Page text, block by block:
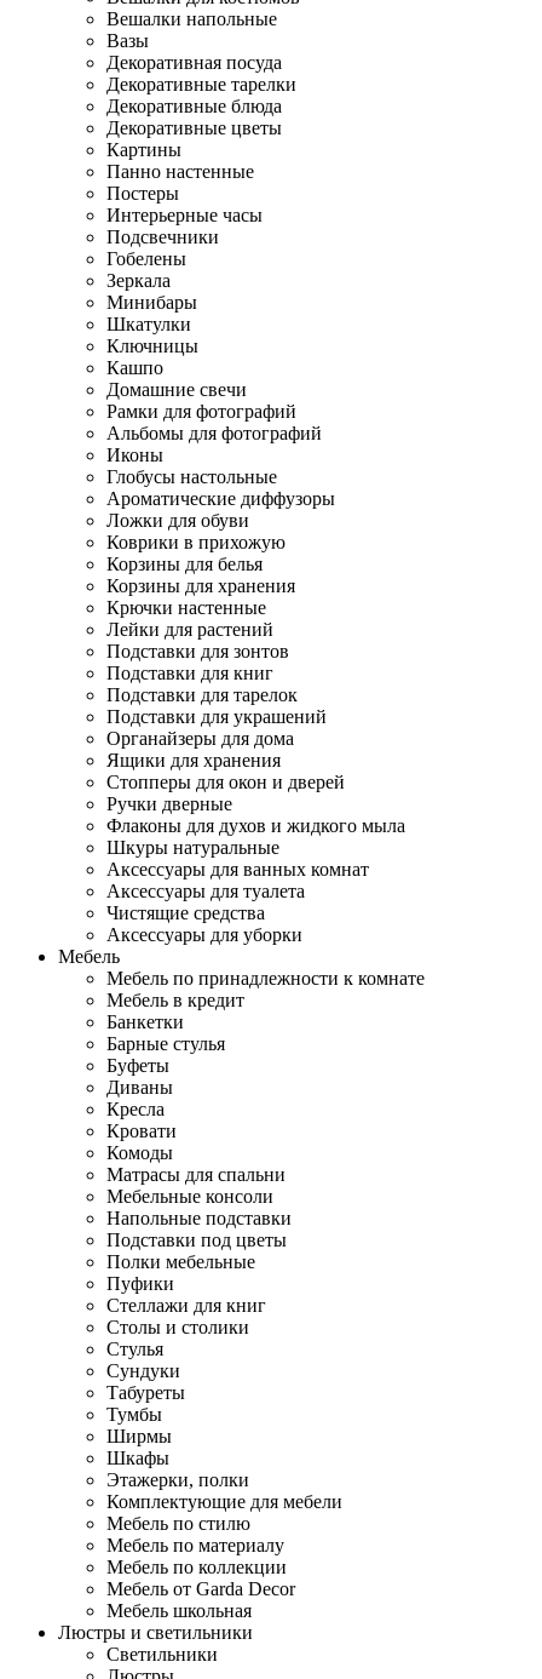
Вешалки напольные
Вазы
Декоративная посуда
Декоративные тарелки
Декоративные блюда
Декоративные цветы
Картины
Панно настенные
Постеры
Интерьерные часы
Подсвечники
Гобелены
Зеркала
Минибары
Шкатулки
Ключницы
Кашпо
Домашние свечи
Рамки для фотографий
Альбомы для фотографий
Иконы
Глобусы настольные
Ароматические диффузоры
Ложки для обуви
Коврики в прихожую
Корзины для белья
Корзины для хранения
Крючки настенные
Лейки для растений
Подставки для зонтов
Подставки для книг
Подставки для тарелок
Подставки для украшений
Органайзеры для дома
Ящики для хранения
Стопперы для окон и дверей
Ручки дверные
Флаконы для духов и жидкого мыла
Шкуры натуральные
Аксессуары для ванных комнат
Аксессуары для туалета
Чистящие средства
Аксессуары для уборки
Мебель
Мебель по принадлежности к комнате
Мебель в кредит
Банкетки
Барные стулья
Буфеты
Диваны
Кресла
Кровати
Комоды
Матрасы для спальни
Мебельные консоли
Напольные подставки
Подставки под цветы
Полки мебельные
Пуфики
Стеллажи для книг
Столы и столики
Стулья
Сундуки
Табуреты
Тумбы
Ширмы
Шкафы
Этажерки, полки
Комплектующие для мебели
Мебель по стилю
Мебель по материалу
Мебель по коллекции
Мебель от Garda Decor
Мебель школьная
Люстры и светильники
Светильники